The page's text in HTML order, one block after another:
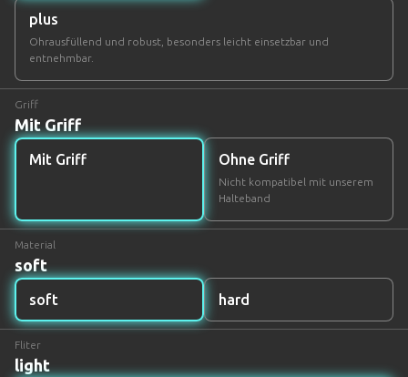
plus
Ohrausfüllend und robust, besonders leicht einsetzbar und
entnehmbar.
Griff
Mit Griff
Mit Griff Ohne Griff
Nicht kompatibel mit unserem
Halteband
Material
soft
soft hard
Fliter
light